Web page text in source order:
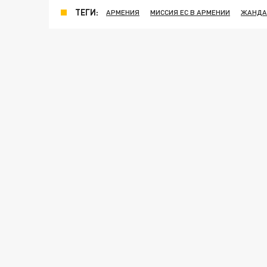
ТЕГИ: АРМЕНИЯ МИССИЯ ЕС В АРМЕНИИ